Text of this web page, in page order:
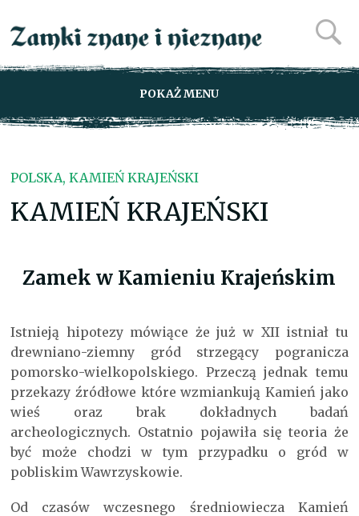
POKAŻ MENU
POLSKA, KAMIEŃ KRAJEŃSKI
KAMIEŃ KRAJEŃSKI
Zamek w Kamieniu Krajeńskim
Istnieją hipotezy mówiące że już w XII istniał tu
drewniano-ziemny gród strzegący pogranicza
pomorsko-wielkopolskiego. Przeczą jednak temu
przekazy źródłowe które wzmiankują Kamień jako
wieś oraz brak dokładnych badań
archeologicznych. Ostatnio pojawiła się teoria że
być może chodzi w tym przypadku o gród w
pobliskim Wawrzyskowie.
Od czasów wczesnego średniowiecza Kamień